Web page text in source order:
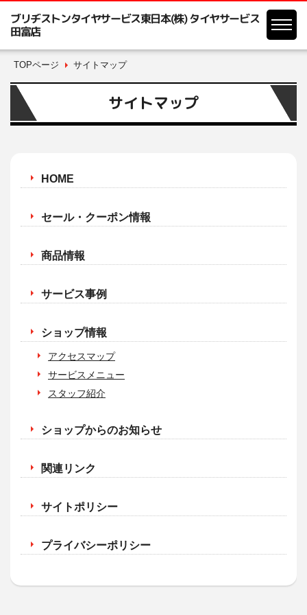
ブリヂストンタイヤサービス東日本(株) タイヤサービス
田富店
TOPページ サイトマップ
サイトマップ
HOME
セール・クーポン情報
商品情報
サービス事例
ショップ情報
アクセスマップ
サービスメニュー
スタッフ紹介
ショップからのお知らせ
関連リンク
サイトポリシー
プライバシーポリシー